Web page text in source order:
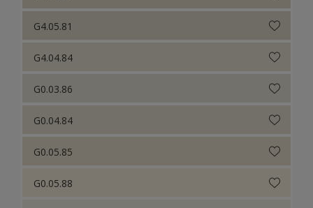
G4.05.81
G4.04.84
G0.03.86
G0.04.84
G0.05.85
G0.05.88